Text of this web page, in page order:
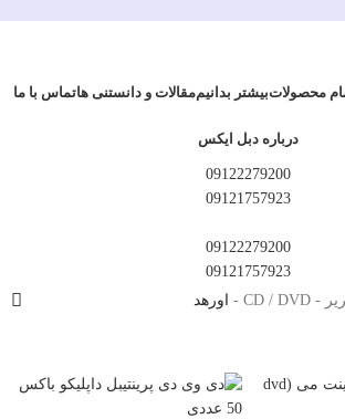
محصولاتبیشتر بدانیممقالات و دانستنی هاتماس با ما
درباره دبل ایکس
09122279200
09121757923
09122279200
09121757923
-
CD / DVD
- اورهد